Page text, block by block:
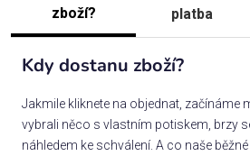
zboží?
platba
Kdy dostanu zboží?
Jakmile kliknete na objednat, začínáme
vybrali něco s vlastním potiskem, brzy
náhledem ke schválení. A co naše